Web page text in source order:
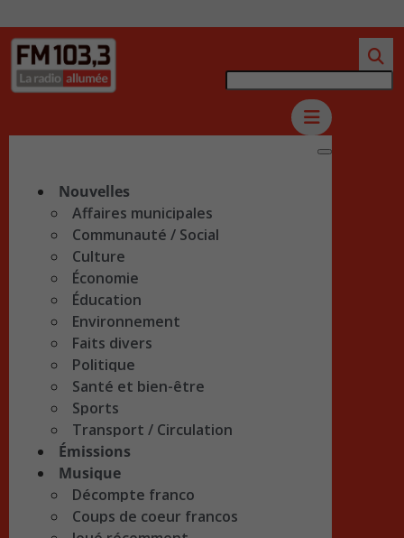
Nouvelles
Affaires municipales
Communauté / Social
Culture
Économie
Éducation
Environnement
Faits divers
Politique
Santé et bien-être
Sports
Transport / Circulation
Émissions
Musique
Décompte franco
Coups de coeur francos